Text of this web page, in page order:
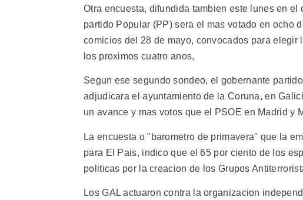
Otra encuesta, difundida tambien este lunes en
partido Popular (PP) sera el mas votado en ocho
comicios del 28 de mayo, convocados para
los proximos cuatro anos,
Segun ese segundo sondeo, el gobernante
adjudicara el ayuntamiento de la Coruna, en
un avance y mas votos que el PSOE en Madrid y
La encuesta o "barometro de primavera" que la
para El Pais, indico que el 65 por ciento de los
politicas por la creacion de los Grupos
Los GAL actuaron contra la organizacion